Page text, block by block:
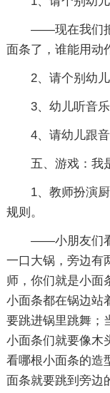
——现在我们
面条了，谁能用动
2、请个别幼
3、幼儿听音
4、请幼儿跟
五、游戏：我
1、教师扮演
规则。
——小朋友们
一口大锅，旁边有
师，你们就是小面
小面条都在锅边站
要跳进锅里跳舞；
小面条们就要像木
看哪根小面条的造
面条就要跳到旁边